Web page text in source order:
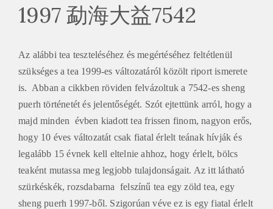
1997 勐海大益7542
Az alábbi tea teszteléséhez és megértéséhez feltétlenül
szükséges a tea 1999-es változatáról közölt riport ismerete
is. Abban a cikkben röviden felvázoltuk a 7542-es sheng
puerh történetét és jelentőségét. Szót ejtettünk arról, hogy a
majd minden évben kiadott tea frissen finom, nagyon erős,
hogy 10 éves változatát csak fiatal érlelt teának hívják és
legalább 15 évnek kell eltelnie ahhoz, hogy érlelt, bölcs
teaként mutassa meg legjobb tulajdonságait. Az itt látható
szürkéskék, rozsdabarna felszínű tea egy zöld tea, egy
sheng puerh 1997-ből. Szigorúan véve ez is egy fiatal érlelt